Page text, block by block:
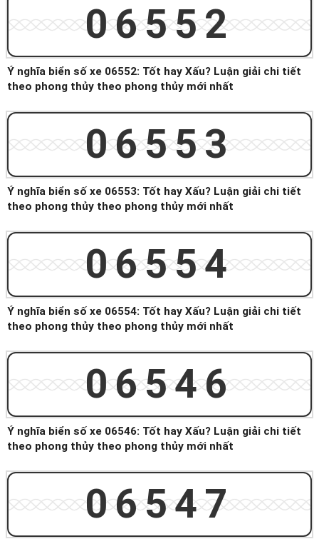
06552
Ý nghĩa biển số xe 06552: Tốt hay Xấu? Luận giải chi tiết
theo phong thủy theo phong thủy mới nhất
06553
Ý nghĩa biển số xe 06553: Tốt hay Xấu? Luận giải chi tiết
theo phong thủy theo phong thủy mới nhất
06554
Ý nghĩa biển số xe 06554: Tốt hay Xấu? Luận giải chi tiết
theo phong thủy theo phong thủy mới nhất
06546
Ý nghĩa biển số xe 06546: Tốt hay Xấu? Luận giải chi tiết
theo phong thủy theo phong thủy mới nhất
06547